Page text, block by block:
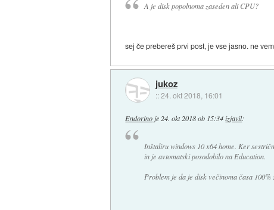
A je disk popolnoma zaseden ali CPU?
sej če prebereš prvi post, je vse jasno. ne
jukoz
::24. okt 2018, 16:01
Endorino je 24. okt 2018 ob 15:34 izjavil:
Inštaliru windows 10 x64 home. Ker
in je avtomatski posodobilo na Education.
Problem je da je disk večinoma časa